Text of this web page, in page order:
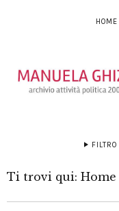
HOME
Ti trovi qui: Home